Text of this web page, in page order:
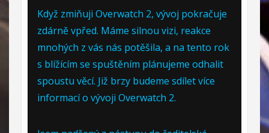
Když zmiňuji Overwatch 2, vývoj pokračuje
zdárně vpřed. Máme silnou vizi, reakce
mnohých z vás nás potěšila, a na tento rok
s blížícím se spuštěním plánujeme odhalit
spoustu věcí. Již brzy budeme sdílet více
informací o vývoji Overwatch 2.